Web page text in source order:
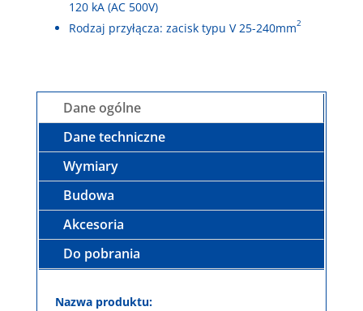
120 kA (AC 500V)
Rodzaj przyłącza: zacisk typu V 25-240mm2
Dane ogólne
Dane techniczne
Wymiary
Budowa
Akcesoria
Do pobrania
Nazwa produktu: